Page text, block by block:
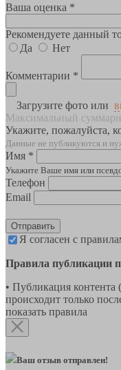
Ваша оценка *
Рекомендуете данный
Да
Нет
Комментарии *
Загрузите фото или
Максимальный
Укажите, пожалуйста,
Данные не публикуются и
Имя *
Укажите Ваше имя или
Телефон
Email
Отправить
Я согласен с
Правила публикации
• Публикация контента
происходит только
показать правила
Ваш отзыв отправлен!